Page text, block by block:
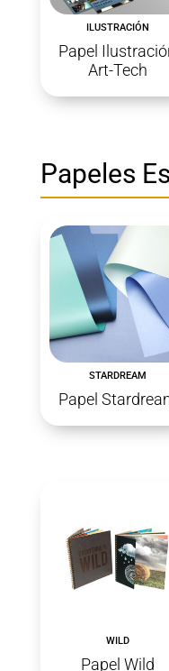
ILUSTRACIÓN
Papel
Art-Tech
Papeles
STARDREAM
Papel
WILD
Papel Wild